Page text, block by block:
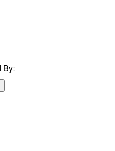
নাসরিন আক্তার
কুমিল্লা – ৩৫০০
By: